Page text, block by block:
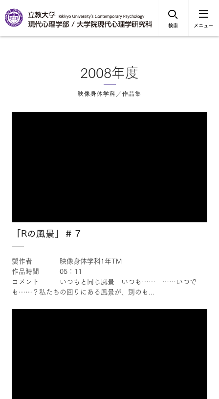
検索 メニュー
2008年度
映像身体学科／作品集
「Rの風景」＃７
製作者 映像身体学科1年TM
作品時間 05：11
コメント いつもと同じ風景 いつも…… ……いつで
も……？私たちの回りにある風景が、別のも...